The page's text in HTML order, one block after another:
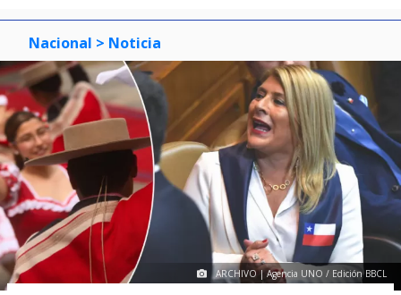
Nacional > Noticia
ARCHIVO | Agencia UNO / Edición BBCL